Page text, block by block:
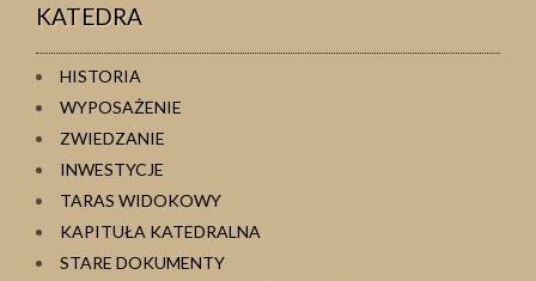
KATEDRA
HISTORIA
WYPOSAŻENIE
ZWIEDZANIE
INWESTYCJE
TARAS WIDOKOWY
KAPITUŁA KATEDRALNA
STARE DOKUMENTY